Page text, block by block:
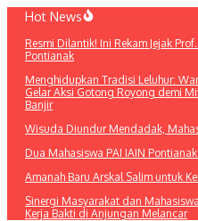
Lewati
konten
Hot News
Resmi Dilantik! Ini Rekam Jejak
Pontianak
Menghidupkan Tradisi Leluhur:
Gelar Aksi Gotong Royong demi
Banjir
Wisuda Diundur Mendadak,
Dua Mahasiswa PAI IAIN
Amanah Baru Arskal Salim untuk
Sinergi Masyarakat dan
Kerja Bakti di Anjungan Melancar